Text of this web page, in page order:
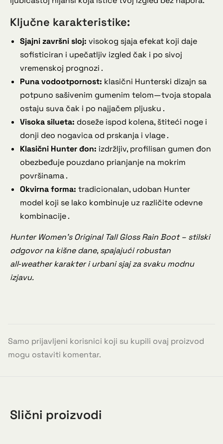
Ključne karakteristike:
Sjajni završni sloj: visokog sjaja efekat koji daje
sofisticiran i upečatljiv izgled čak i po sivoj
vremenskoj prognozi .
Puna vodootpornost: klasični Hunterski dizajn sa
potpuno sašivenim gumenim telom—tvoja stopala
ostaju suva čak i po najjačem pljusku .
Visoka silueta: doseže ispod kolena, štiteći noge i
donji deo nogavica od prskanja i vlage .
Klasični Hunter đon: izdržljiv, profilisan gumen đon
obezbeđuje pouzdano prianjanje na mokrim
površinama .
Okvirna forma: tradicionalan, udoban Hunter
model koji se lako kombinuje uz različite odevne
kombinacije .
Hunter Women’s Original Tall Gloss Rain Boot – stilski
odgovor na kišne dane, spajajući robustan
all‑weather karakter i urbani sjaj za svaku modnu
izjavu.
Samo prijavljeni korisnici koji su kupili ovaj proizvod
mogu ostaviti komentar.
Slični proizvodi